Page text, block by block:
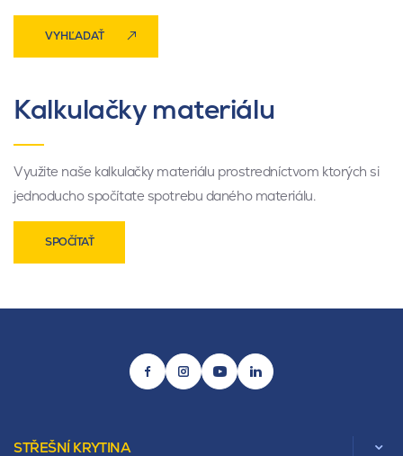
VYHĽADAŤ
Kalkulačky materiálu
Využite naše kalkulačky materiálu prostredníctvom ktorých si
jednoducho spočítate spotrebu daného materiálu.
SPOČÍTAŤ
STŘEŠNÍ KRYTINA